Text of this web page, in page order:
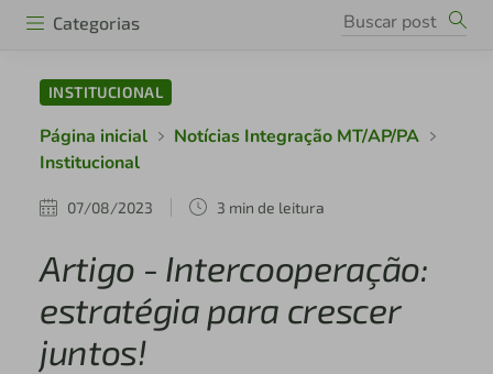
Categorias
INSTITUCIONAL
Página inicial
Notícias Integração MT/AP/PA
Institucional
07/08/2023 3 min de leitura
Artigo - Intercooperação:
estratégia para crescer
juntos!